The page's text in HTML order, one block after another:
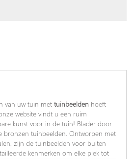
van uw tuin met tuinbeelden hoeft
website vindt u een ruim
kunst voor in de tuin! Blader door
bronzen tuinbeelden. Ontworpen met
zijn de tuinbeelden voor buiten
kenmerken om elke plek tot